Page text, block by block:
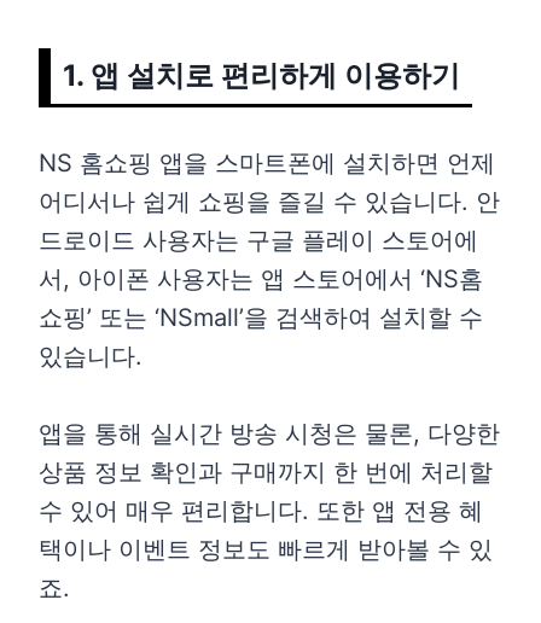
1. 앱 설치로 편리하게 이용하기
NS 홈쇼핑 앱을 스마트폰에 설치하면 언제
어디서나 쉽게 쇼핑을 즐길 수 있습니다. 안
드로이드 사용자는 구글 플레이 스토어에
서, 아이폰 사용자는 앱 스토어에서 ‘NS홈
쇼핑’ 또는 ‘NSmall’을 검색하여 설치할 수
있습니다.
앱을 통해 실시간 방송 시청은 물론, 다양한
상품 정보 확인과 구매까지 한 번에 처리할
수 있어 매우 편리합니다. 또한 앱 전용 혜
택이나 이벤트 정보도 빠르게 받아볼 수 있
죠.